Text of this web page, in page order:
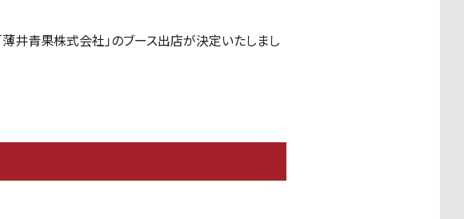
井青果株式会社」のブース出店が決定いたしまし